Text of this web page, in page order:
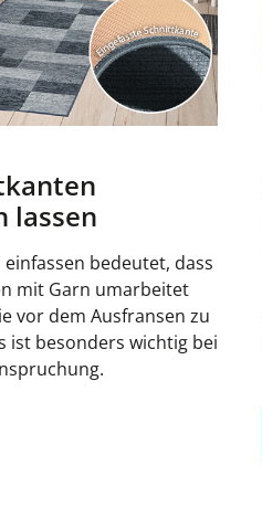
lassen
bedeutet, dass
mit Garn umarbeitet
vor dem Ausfransen zu
ist besonders wichtig bei